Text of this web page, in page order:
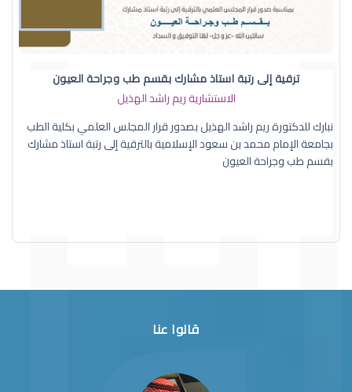
ترقية إلى رتبة استاذ مشارك بقسم طب وجراحة العيون
الاستشارية ريم راشد الهذيل
نبارك للدكتورة ريم راشد الهذيل بصدور قرار المجلس العلمي بكلية الطب
بجامعة الإمام محمد بن سعود الإسلامية بالترقية إلى رتبة استاذ مشارك
بقسم طب وجراحة العيون
قالوا عنا